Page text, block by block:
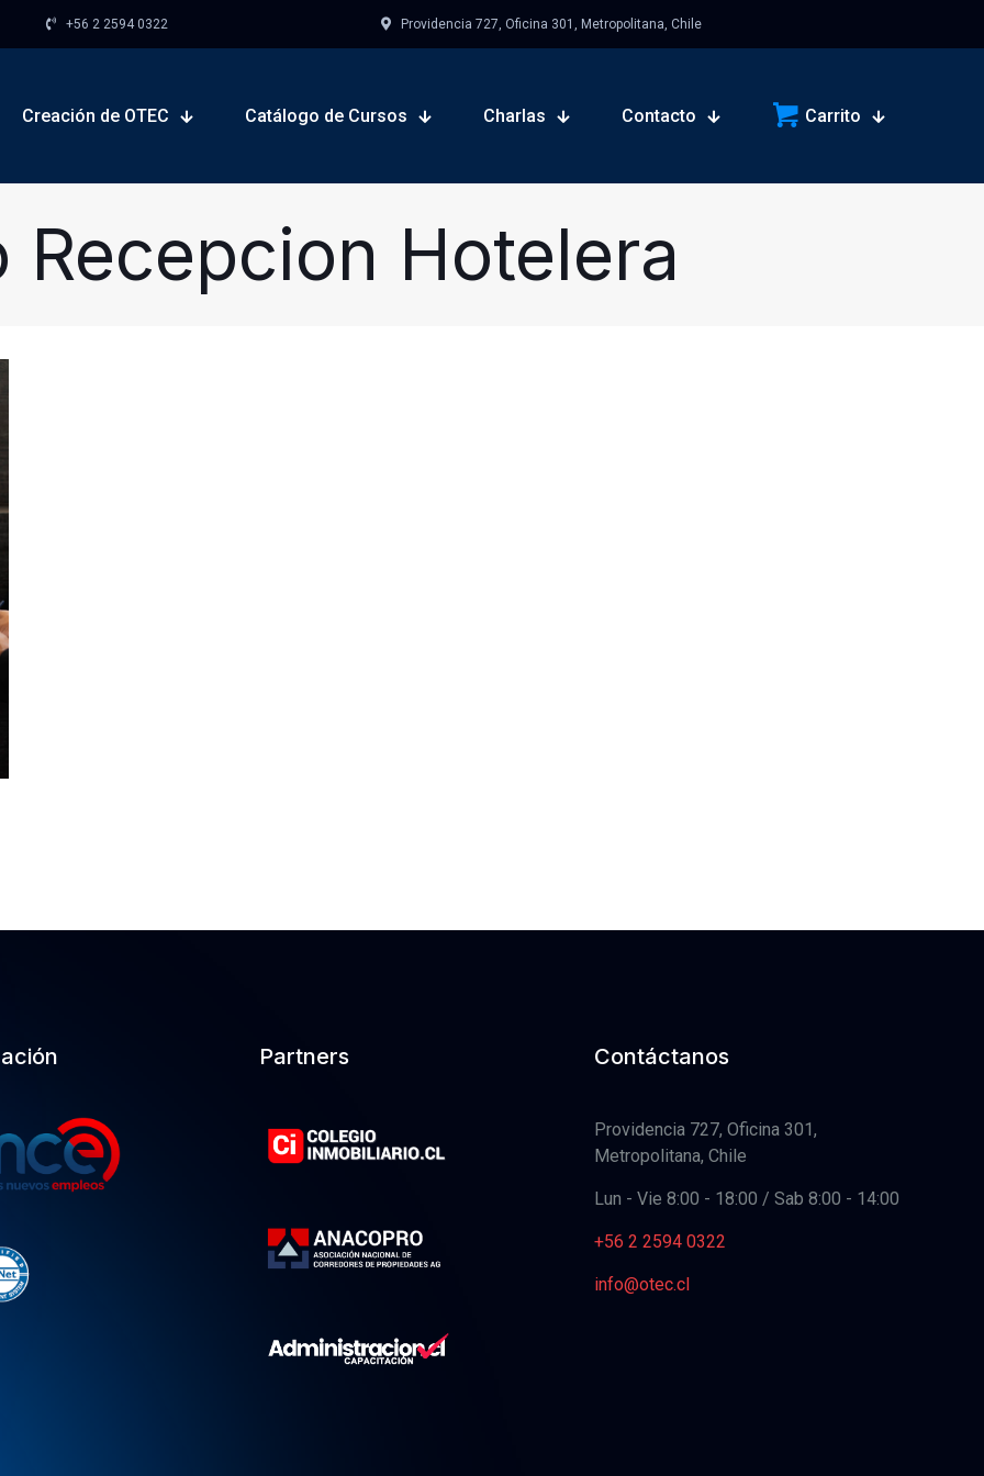
+56 2 2594 0322 Providencia 727, Oficina 301, Metropolitana, Chile
Creación de OTEC Catálogo de Cursos Charlas Contacto Carrito
Recepcion Hotelera
Partners Contáctanos
Providencia 727, Oficina 301,
Metropolitana, Chile
Lun - Vie 8:00 - 18:00 / Sab 8:00 - 14:00
+56 2 2594 0322
info@otec.cl